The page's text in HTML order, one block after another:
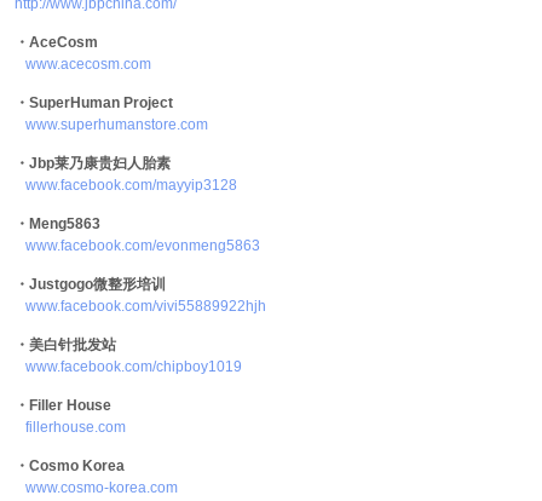
http://www.jbpchina.com/
・AceCosm
www.acecosm.com
・SuperHuman Project
www.superhumanstore.com
・Jbp莱乃康贵妇人胎素
www.facebook.com/mayyip3128
・Meng5863
www.facebook.com/evonmeng5863
・Justgogo微整形培训
www.facebook.com/vivi55889922hjh
・美白针批发站
www.facebook.com/chipboy1019
・Filler House
fillerhouse.com
・Cosmo Korea
www.cosmo-korea.com